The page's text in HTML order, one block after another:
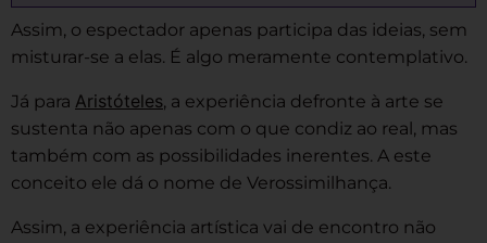
Assim, o espectador apenas participa das ideias, sem
misturar-se a elas. É algo meramente contemplativo.
Já para Aristóteles, a experiência defronte à arte se
sustenta não apenas com o que condiz ao real, mas
também com as possibilidades inerentes. A este
conceito ele dá o nome de Verossimilhança.
Assim, a experiência artística vai de encontro não